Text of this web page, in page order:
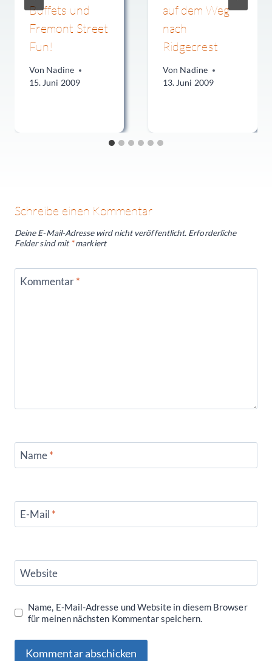
Buffets und
Fremont Street
Fun!
Von Nadine
15. Juni 2009
auf dem Weg
nach
Ridgecrest
Von Nadine
13. Juni 2009
Schreibe einen Kommentar
Deine E-Mail-Adresse wird nicht veröffentlicht. Erforderliche
Felder sind mit*markiert
Kommentar*
Name*
E-Mail *
Website
Name, E-Mail-Adresse und Website in diesem Browser
für meinen nächsten Kommentar speichern.